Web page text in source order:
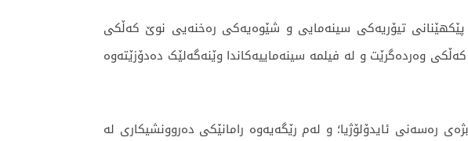
پێکهێنانی تیۆریەکی سینەمایی و شێوەیەکی رەخنەیی نوێ کەڵکی
وەردەگرێت و لە فیلمە سینەماییەکاندا وێنەگەلێک دەدۆزێتەوە
رەسەنی ئایدۆلۆژیا؛ و لەم رێگەیەوە رامانێکی دەروونشیکاری لە